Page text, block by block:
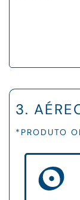
3.
*PRODUTO